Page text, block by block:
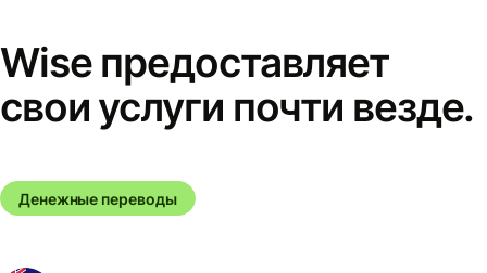
Wise предоставляет
свои услуги почти везде.
Денежные переводы